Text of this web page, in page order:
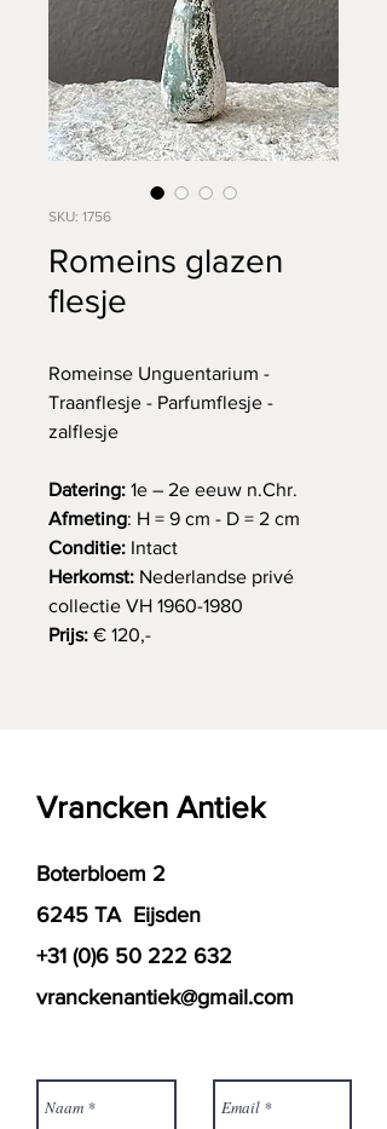
SKU: 1756
Romeins glazen
flesje
Romeinse Unguentarium -
Traanflesje - Parfumflesje -
zalflesje
Datering: 1e – 2e eeuw n.Chr.
Afmeting: H = 9 cm - D = 2 cm
Conditie: Intact
Herkomst: Nederlandse privé
collectie VH 1960-1980
Prijs: € 120,-
Vrancken Antiek
Boterbloem 2
6245 TA Eijsden
+31 (0)6 50 222 632
vranckenantiek@gmail.com